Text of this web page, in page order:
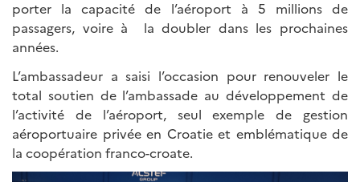
porter la capacité de l’aéroport à 5 millions de
passagers, voire à la doubler dans les prochaines
années.
L’ambassadeur a saisi l’occasion pour renouveler le
total soutien de l’ambassade au développement de
l’activité de l’aéroport, seul exemple de gestion
aéroportuaire privée en Croatie et emblématique de
la coopération franco-croate.